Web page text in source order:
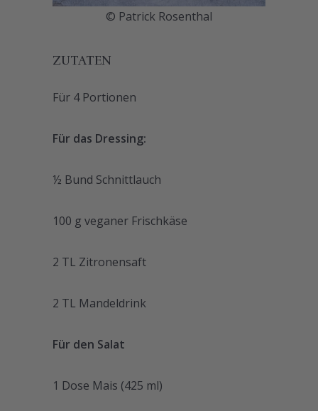
© Patrick Rosenthal
ZUTATEN
Für 4 Portionen
Für das Dressing:
½ Bund Schnittlauch
100 g veganer Frischkäse
2 TL Zitronensaft
2 TL Mandeldrink
Für den Salat
1 Dose Mais (425 ml)